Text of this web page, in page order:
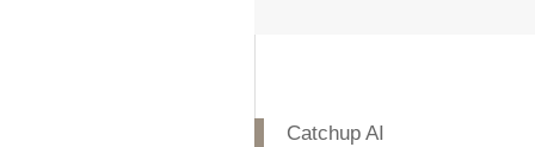
Catchup AI